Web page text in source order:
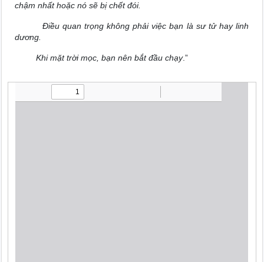
chậm nhất hoặc nó sẽ bị chết đói.
Điều quan trọng không phải việc bạn là sư tử hay linh
dương.
Khi mặt trời mọc, bạn nên bắt đầu chạy.”